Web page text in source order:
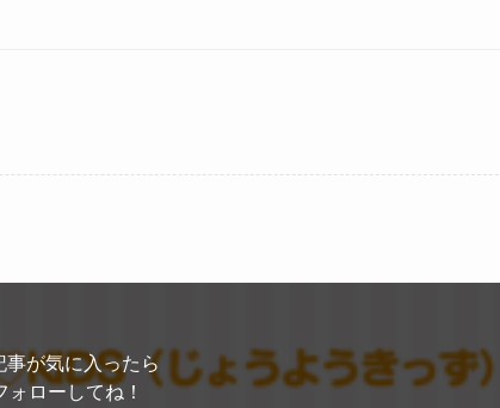
事が気に入ったら
ォローしてね！